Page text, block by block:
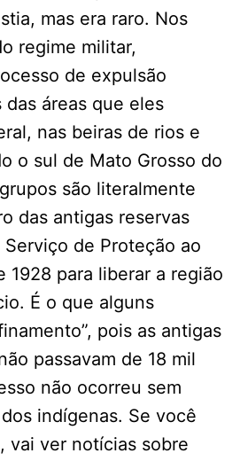
mas era raro. Nos
regime militar,
de expulsão
áreas que eles
nas beiras de rios e
o sul de Mato Grosso do
são literalmente
das antigas reservas
de Proteção ao
1928 para liberar a região
É o que alguns
pois as antigas
passavam de 18 mil
não ocorreu sem
indígenas. Se você
vai ver notícias sobre